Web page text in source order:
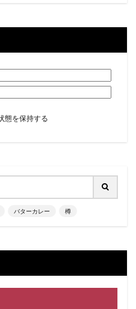
態を保持する
バターカレー 樽